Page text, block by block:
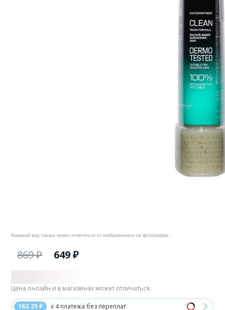
Внешний вид товара может отличаться от изображенного на фотографии.
869 ₽ 649 ₽
162.25 ₽ x 4 платежа без переплат
Цена онлайн и в магазинах может отличаться.